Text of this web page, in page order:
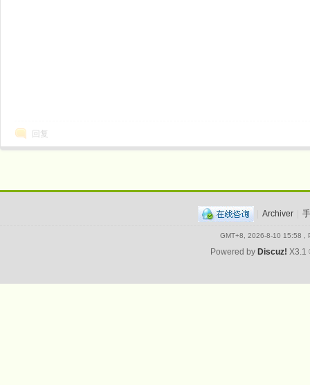
回复
Archiver
GMT+8, 2026-8-10 15:58 ,
Powered by Discuz! X3.1